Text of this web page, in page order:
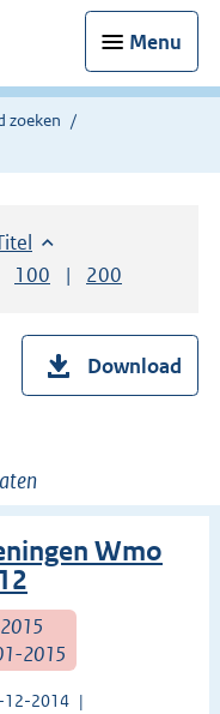
Menu
zoeken
op:
oplopend
per paginaper pagina
Toon
100 resultaten per
Toon
200
Download
Wmo
2015
12-2014